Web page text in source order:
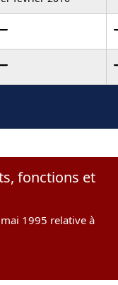
fonctions et
1995 relative à